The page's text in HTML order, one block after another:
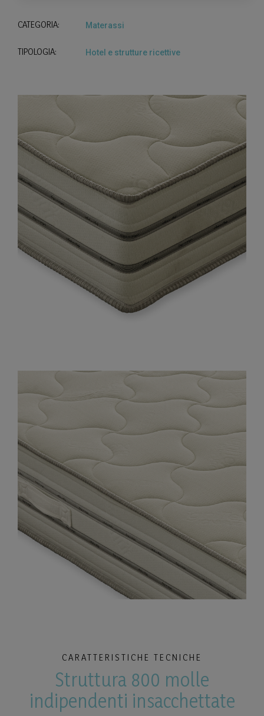
CATEGORIA: Materassi
TIPOLOGIA: Hotel e strutture ricettive
CARATTERISTICHE TECNICHE
Struttura 800 molle
indipendenti insacchettate